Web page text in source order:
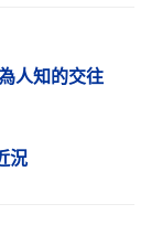
人知的交往
況